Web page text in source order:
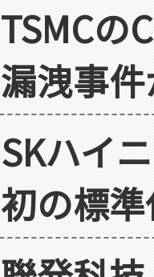
TSMCの
漏洩事
SKハイ
初の標